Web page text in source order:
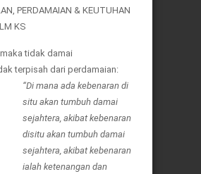
PERDAMAIAN & KEUTUHAN
KS
tidak damai
terpisah dari perdamaian:
“Di mana ada kebenaran di
situ akan tumbuh damai
sejahtera, akibat kebenaran
disitu akan tumbuh damai
sejahtera, akibat kebenaran
ialah ketenangan dan